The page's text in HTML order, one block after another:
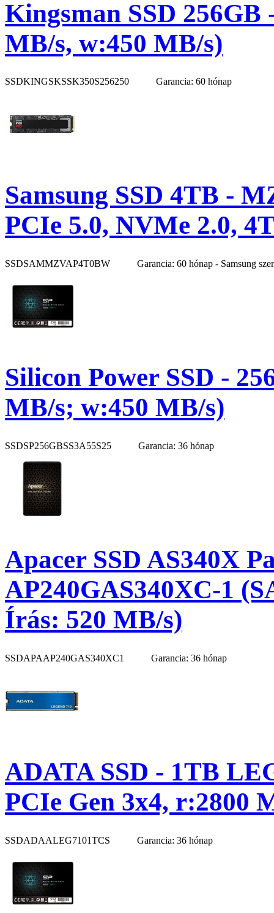
Kingsman SSD
MB/s, w:450 MB/s)
SSDKINGSKSSK350S256250 Garancia: 60 hónap
Samsung SSD 4TB -
PCIe 5.0, NVMe 2.0,
SSDSAMMZVAP4T0BW Garancia: 60 hónap - Samsung
Silicon Power SSD -
MB/s; w:450 MB/s)
SSDSP256GBSS3A55S25 Garancia: 36 hónap
Apacer SSD AS340X
AP240GAS340XC-1
Írás: 520 MB/s)
SSDAPAAP240GAS340XC1 Garancia: 36 hónap
ADATA SSD - 1TB
PCIe Gen 3x4, r:2800
SSDADAALEG7101TCS Garancia: 36 hónap